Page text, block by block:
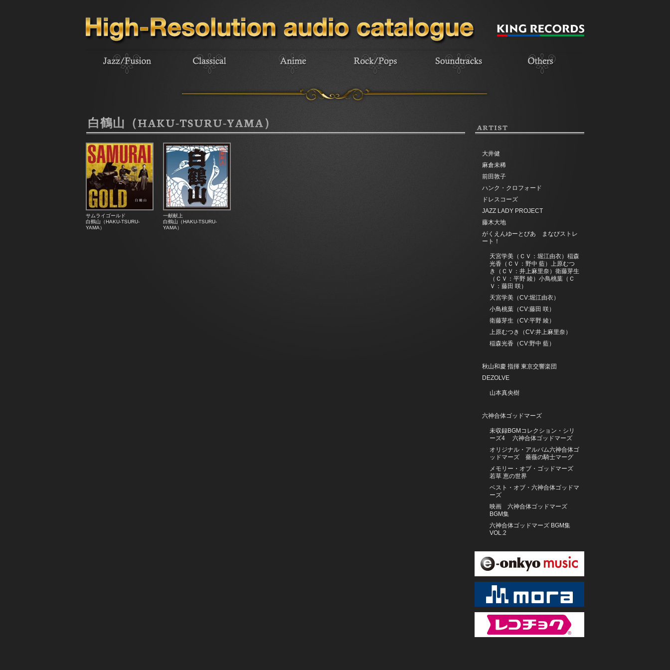
白鶴山（HAKU-TSURU-YAMA）
サムライゴールド
白鶴山（HAKU-TSURU-
YAMA）
一献献上
白鶴山（HAKU-TSURU-
YAMA）
ARTIST
大井健
麻倉未稀
前田敦子
ハンク・クロフォード
ドレスコーズ
JAZZ LADY PROJECT
藤木大地
がくえんゆーとぴあ まなびストレ
ート！
天宮学美（ＣＶ：堀江由衣）稲森
光香（ＣＶ：野中 藍）上原むつ
き（ＣＶ：井上麻里奈）衛藤芽生
（ＣＶ：平野 綾）小鳥桃葉（Ｃ
Ｖ：藤田 咲）
天宮学美（CV:堀江由衣）
小鳥桃葉（CV:藤田 咲）
衛藤芽生（CV:平野 綾）
上原むつき（CV:井上麻里奈）
稲森光香（CV:野中 藍）
秋山和慶 指揮 東京交響楽団
DEZOLVE
山本真央樹
六神合体ゴッドマーズ
未収録BGMコレクション・シリ
ーズ4 六神合体ゴッドマーズ
オリジナル・アルバム六神合体ゴ
ッドマーズ 薔薇の騎士マーグ
メモリー・オブ・ゴッドマーズ
若草 恵の世界
ベスト・オブ・六神合体ゴッドマ
ーズ
映画 六神合体ゴッドマーズ
BGM集
六神合体ゴッドマーズ BGM集
VOL.2
ウルフ＝ディーター・シャーフ（フ
ルート）、他
アナ・デ・ラ・ヴェガ（フルー
ト） イギリス室内管弦楽団
峰厚介 ミーツ 渋谷毅＆林栄一
アリサ・ワイラースタイン（チェ
ロ） トロンハイム・ソロイスツ
クリストファー・ヤコブソン（オル